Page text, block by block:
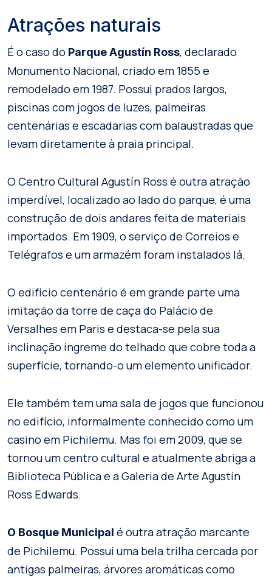
Atrações naturais
É o caso do Parque Agustín Ross, declarado
Monumento Nacional, criado em 1855 e
remodelado em 1987. Possui prados largos,
piscinas com jogos de luzes, palmeiras
centenárias e escadarias com balaustradas que
levam diretamente à praia principal.
O Centro Cultural Agustín Ross é outra atração
imperdível, localizado ao lado do parque, é uma
construção de dois andares feita de materiais
importados. Em 1909, o serviço de Correios e
Telégrafos e um armazém foram instalados lá.
O edifício centenário é em grande parte uma
imitação da torre de caça do Palácio de
Versalhes em Paris e destaca-se pela sua
inclinação íngreme do telhado que cobre toda a
superfície, tornando-o um elemento unificador.
Ele também tem uma sala de jogos que funcionou
no edifício, informalmente conhecido como um
casino em Pichilemu. Mas foi em 2009, que se
tornou um centro cultural e atualmente abriga a
Biblioteca Pública e a Galeria de Arte Agustín
Ross Edwards.
O Bosque Municipal é outra atração marcante
de Pichilemu. Possui uma bela trilha cercada por
antigas palmeiras, árvores aromáticas como